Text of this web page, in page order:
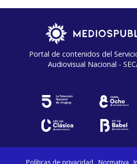
Portal de contenidos del
Audiovisual Nacional -
Políticas de privacidad Normativa